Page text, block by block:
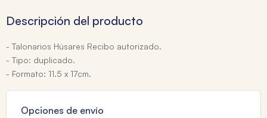
Descripción del producto
- Talonarios Húsares Recibo autorizado.
- Tipo: duplicado.
- Formato: 11.5 x 17cm.
Opciones de envío